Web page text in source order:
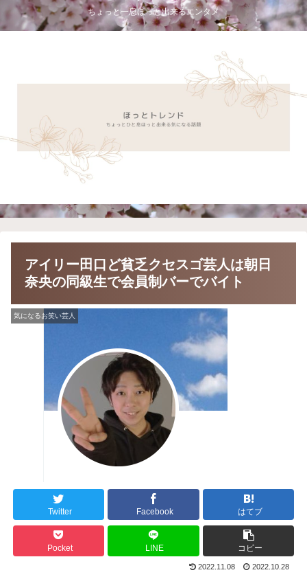
ちょっと一息ほっと出来るエンタメ
アイリー田口ど貧乏クセスゴ芸人は朝日
奈央の同級生で会員制バーでバイト
気になるお笑い芸人
Twitter Facebook はてブ
Pocket LINE コピー
2022.11.08 2022.10.28